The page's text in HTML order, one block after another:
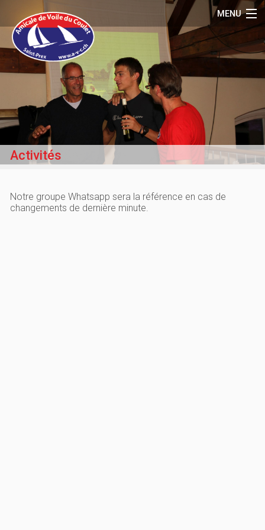
MENU
Accueil
Le Club
Matériel
Média
Référence
Membres
Activités
Notre groupe Whatsapp sera la référence en cas de
changements de dernière minute.